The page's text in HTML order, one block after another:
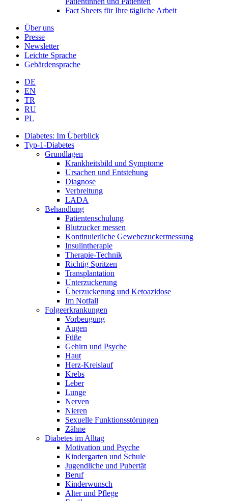
Fact Sheets für Ihre tägliche Arbeit
Über uns
Presse
Newsletter
Leichte Sprache
Gebärdensprache
DE
EN
TR
RU
PL
Diabetes: Im Überblick
Typ-1-Diabetes
Grundlagen
Krankheitsbild und Symptome
Ursachen und Entstehung
Diagnose
Verbreitung
LADA
Behandlung
Patientenschulung
Blutzucker messen
Kontinuierliche Gewebezuckermessung
Insulintherapie
Therapie-Technik
Richtig Spritzen
Transplantation
Unterzuckerung
Überzuckerung und Ketoazidose
Im Notfall
Folgeerkrankungen
Vorbeugung
Augen
Füße
Gehirn und Psyche
Haut
Herz-Kreislauf
Krebs
Leber
Lunge
Nerven
Nieren
Sexuelle Funktionsstörungen
Zähne
Diabetes im Alltag
Motivation und Psyche
Kindergarten und Schule
Jugendliche und Pubertät
Beruf
Kinderwunsch
Alter und Pflege